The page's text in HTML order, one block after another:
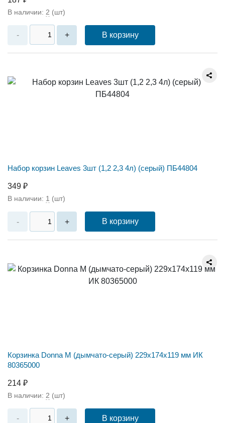
В наличии: 2 (шт)
- + В корзину
Набор корзин Leaves 3шт (1,2 2,3 4л) (серый) ПБ44804
349 ₽
В наличии: 1 (шт)
- + В корзину
Корзинка Donna M (дымчато-серый) 229х174х119 мм ИК
80365000
214 ₽
В наличии: 2 (шт)
- + В корзину